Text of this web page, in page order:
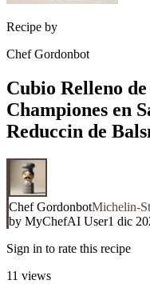
Recipe by
Chef Gordonbot
Cubio Relleno
Championes en
Reduccin de
Chef GordonbotMichelin-
by MyChefAI User1 dic
Sign in to rate this recipe
11 views